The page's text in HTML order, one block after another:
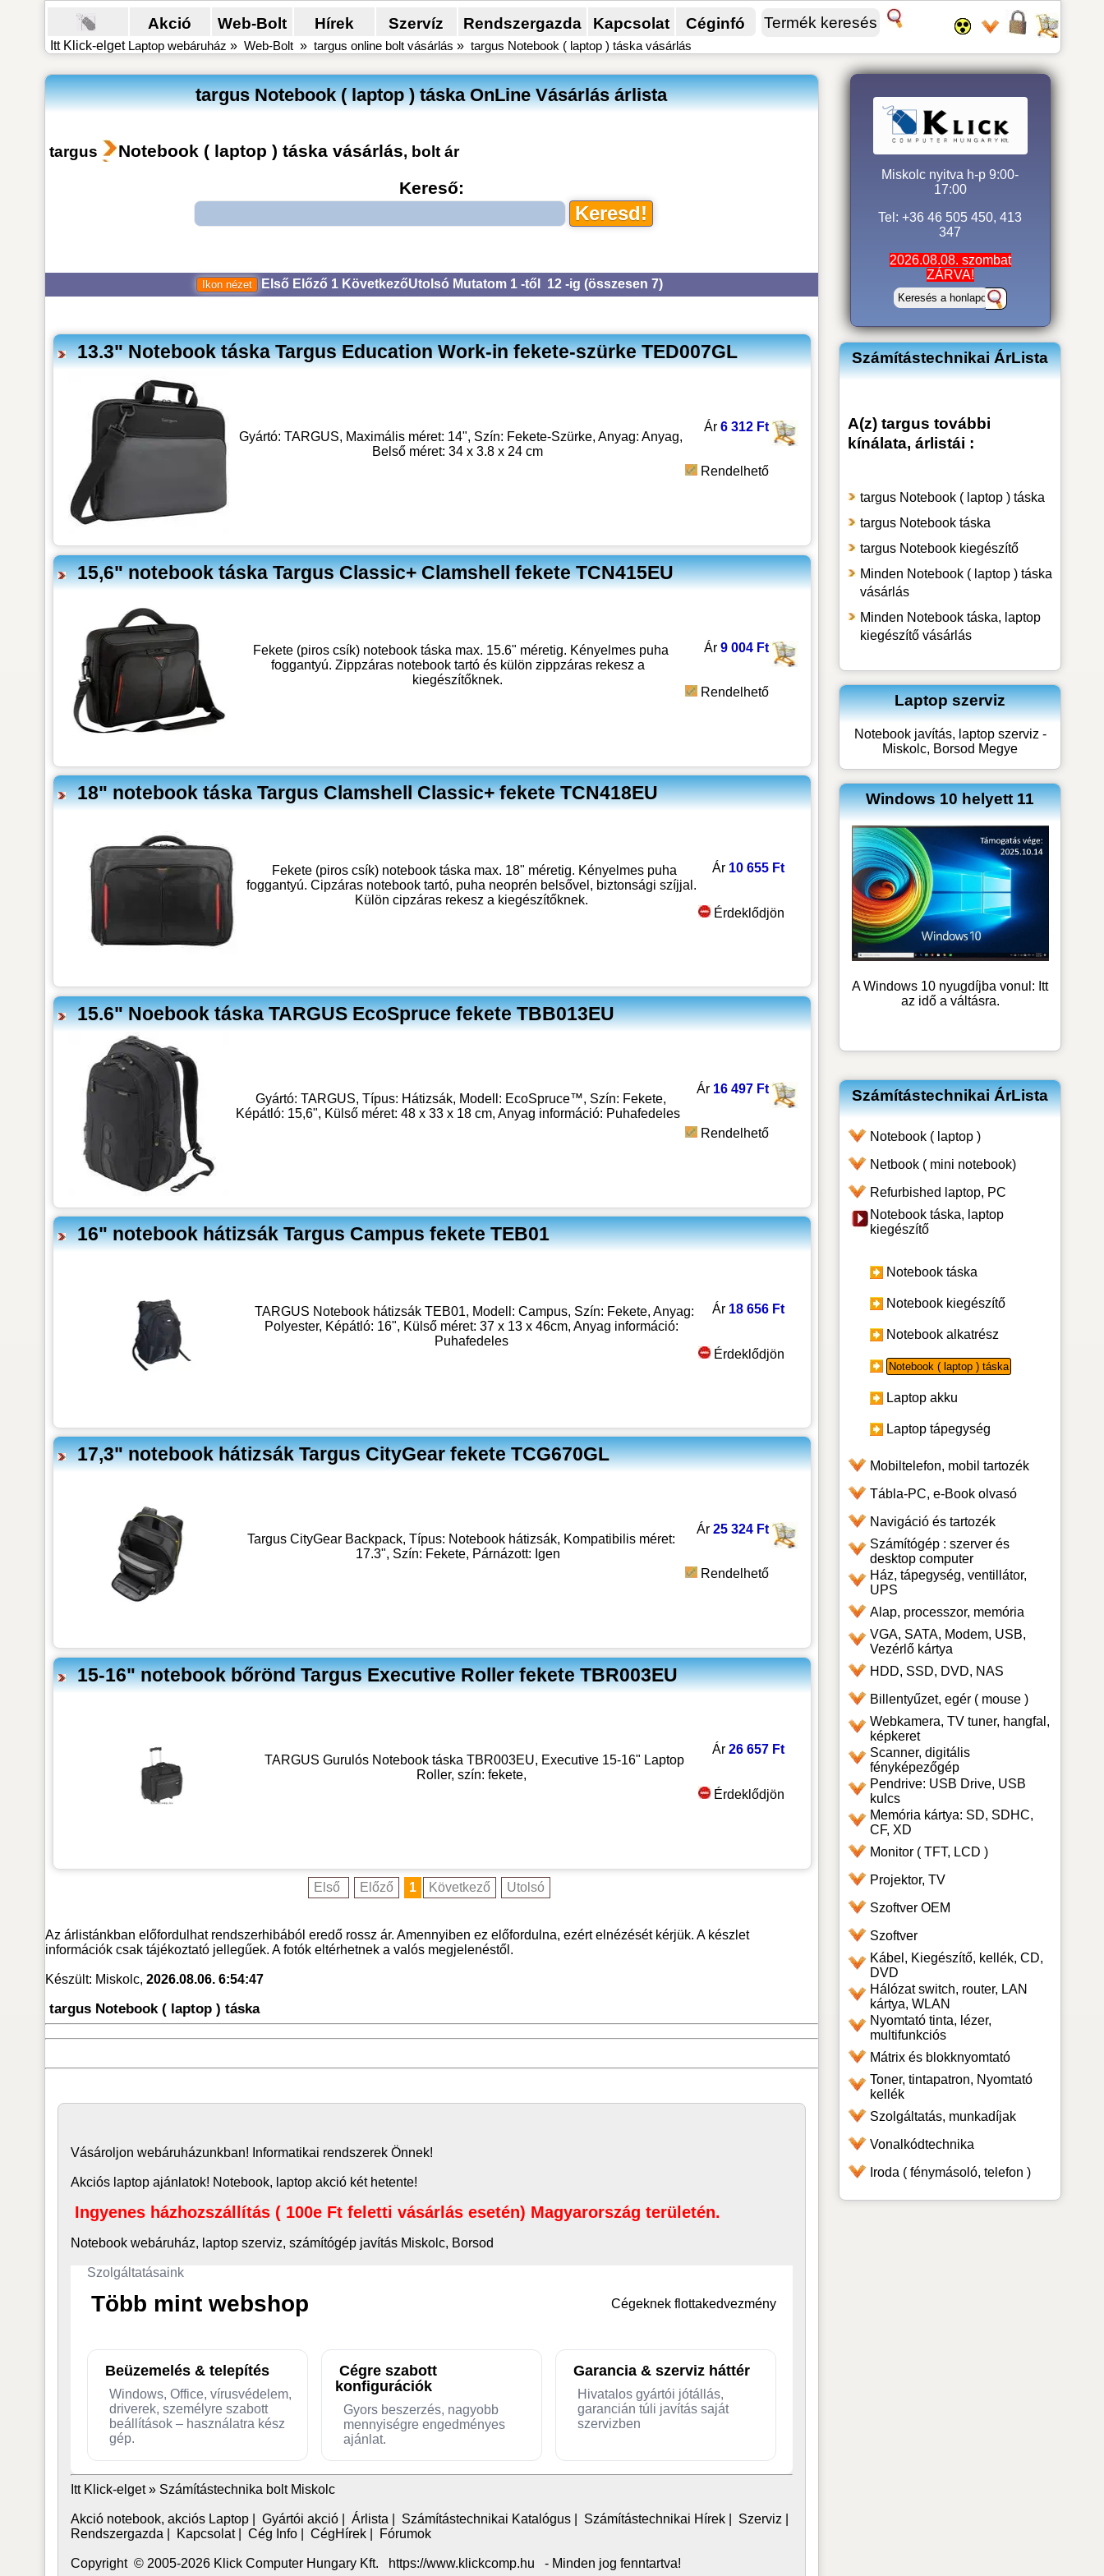
Akció Web-Bolt Hírek Szervíz Rendszergazda Kapcsolat Céginfó
Itt Klick-elget Laptop webáruház » Web-Bolt» targus online bolt vásárlás » targus Notebook ( laptop ) táska vásárlás
targus Notebook ( laptop ) táska OnLine Vásárlás árlista
targus Notebook ( laptop ) táska vásárlás, bolt ár
Kereső:
Első Előző 1 KövetkezőUtolsó Mutatom 1 -től 12 -ig (összesen 7)
13.3" Notebook táska Targus Education Work-in fekete-szürke TED007GL
Gyártó: TARGUS, Maximális méret: 14", Szín: Fekete-Szürke, Anyag: Anyag,
Belső méret: 34 x 3.8 x 24 cm
Ár 6 312 Ft
Rendelhető
15,6" notebook táska Targus Classic+ Clamshell fekete TCN415EU
Fekete (piros csík) notebook táska max. 15.6" méretig. Kényelmes puha
foggantyú. Zippzáras notebook tartó és külön zippzáras rekesz a
kiegészítőknek.
Ár 9 004 Ft
Rendelhető
18" notebook táska Targus Clamshell Classic+ fekete TCN418EU
Fekete (piros csík) notebook táska max. 18" méretig. Kényelmes puha
foggantyú. Cipzáras notebook tartó, puha neoprén belsővel, biztonsági szíjjal.
Külön cipzáras rekesz a kiegészítőknek.
Ár 10 655 Ft
Érdeklődjön
15.6" Noebook táska TARGUS EcoSpruce fekete TBB013EU
Gyártó: TARGUS, Típus: Hátizsák, Modell: EcoSpruce™, Szín: Fekete,
Képátló: 15,6", Külső méret: 48 x 33 x 18 cm, Anyag információ: Puhafedeles
Ár 16 497 Ft
Rendelhető
16" notebook hátizsák Targus Campus fekete TEB01
TARGUS Notebook hátizsák TEB01, Modell: Campus, Szín: Fekete, Anyag:
Polyester, Képátló: 16", Külső méret: 37 x 13 x 46cm, Anyag információ:
Puhafedeles
Ár 18 656 Ft
Érdeklődjön
17,3" notebook hátizsák Targus CityGear fekete TCG670GL
Targus CityGear Backpack, Típus: Notebook hátizsák, Kompatibilis méret:
17.3", Szín: Fekete, Párnázott: Igen
Ár 25 324 Ft
Rendelhető
15-16" notebook bőrönd Targus Executive Roller fekete TBR003EU
TARGUS Gurulós Notebook táska TBR003EU, Executive 15-16" Laptop
Roller, szín: fekete,
Ár26 657 Ft
Érdeklődjön
Első Előző 1 Következő Utolsó
Az árlistánkban előfordulhat rendszerhibából eredő rossz ár. Amennyiben ez előfordulna, ezért elnézését kérjük. A készlet
információk csak tájékoztató jellegűek. A fotók eltérhetnek a valós megjelenéstől.
Készült: Miskolc, 2026.08.06. 6:54:47
targus Notebook ( laptop ) táska
Vásároljon webáruházunkban! Informatikai rendszerek Önnek!
Akciós laptop ajánlatok! Notebook, laptop akció két hetente!
Ingyenes házhozszállítás ( 100e Ft feletti vásárlás esetén) Magyarország területén.
Notebook webáruház, laptop szerviz, számítógép javítás Miskolc, Borsod
Szolgáltatásaink
Több mint webshop Cégeknek flottakedvezmény
Beüzemelés & telepítés
Windows, Office, vírusvédelem,
driverek, személyre szabott
beállítások – használatra kész
gép.
Cégre szabott
konfigurációk
Gyors beszerzés, nagyobb
mennyiségre engedményes
ajánlat.
Garancia & szerviz háttér
Hivatalos gyártói jótállás,
garancián túli javítás saját
szervizben
Itt Klick-elget » Számítástechnika bolt Miskolc
Akció notebook, akciós Laptop| Gyártói akció| Árlista Számítástechnikai Katalógus| Számítástechnikai Hírek| Szerviz
Rendszergazda
Kapcsolat| Cég Info| CégHírek| Fórumok
Copyright © 2005-2026 Klick Computer Hungary Kft. https://www.klickcomp.hu - Minden jog fenntartva!
Miskolc nyitva h-p 9:00-
17:00
Tel: +36 46 505 450, 413
347
2026.08.08. szombat
ZÁRVA!
Számítástechnikai ÁrLista
A(z) targus további
kínálata, árlistái :
targus Notebook ( laptop ) táska
targus Notebook táska
targus Notebook kiegészítő
Minden Notebook ( laptop ) táska
vásárlás
Minden Notebook táska, laptop
kiegészítő vásárlás
Laptop szerviz
Notebook javítás, laptop szerviz -
Miskolc, Borsod Megye
Windows 10 helyett 11
A Windows 10 nyugdíjba vonul: Itt
az idő a váltásra.
Számítástechnikai ÁrLista
Notebook ( laptop )
Netbook ( mini notebook)
Refurbished laptop, PC
Notebook táska, laptop
kiegészítő
Notebook táska
Notebook kiegészítő
Notebook alkatrész
Notebook ( laptop ) táska
Laptop akku
Laptop tápegység
Mobiltelefon, mobil tartozék
Tábla-PC, e-Book olvasó
Navigáció és tartozék
Számítógép : szerver és
desktop computer
Ház, tápegység, ventillátor,
UPS
Alap, processzor, memória
VGA, SATA, Modem, USB,
Vezérlő kártya
HDD, SSD, DVD, NAS
Billentyűzet, egér ( mouse )
Webkamera, TV tuner, hangfal,
képkeret
Scanner, digitális
fényképezőgép
Pendrive: USB Drive, USB
kulcs
Memória kártya: SD, SDHC,
CF, XD
Monitor ( TFT, LCD )
Projektor, TV
Szoftver OEM
Szoftver
Kábel, Kiegészítő, kellék, CD,
DVD
Hálózat switch, router, LAN
kártya, WLAN
Nyomtató tinta, lézer,
multifunkciós
Mátrix és blokknyomtató
Toner, tintapatron, Nyomtató
kellék
Szolgáltatás, munkadíjak
Vonalkódtechnika
Iroda ( fénymásoló, telefon )